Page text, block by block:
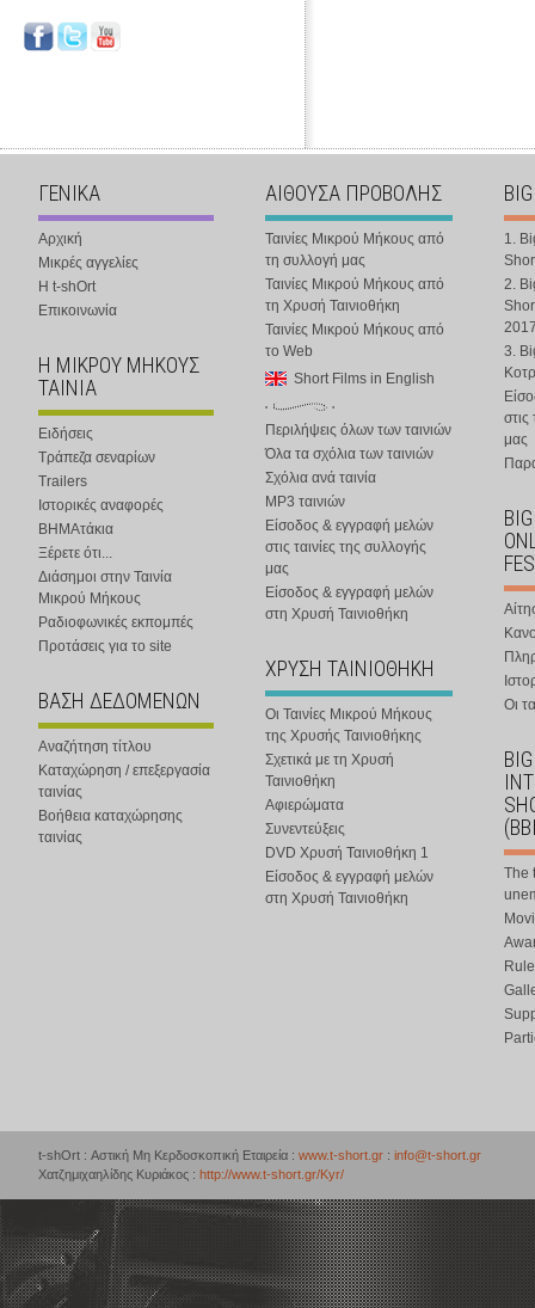
ΓΕΝΙΚΑ
Αρχική
Μικρές αγγελίες
Η t-shOrt
Επικοινωνία
Η ΜΙΚΡΟΥ ΜΗΚΟΥΣ
ΤΑΙΝΙΑ
Ειδήσεις
Τράπεζα σεναρίων
Trailers
Ιστορικές αναφορές
ΒΗΜΑτάκια
Ξέρετε ότι...
Διάσημοι στην Ταινία
Μικρού Μήκους
Ραδιοφωνικές εκπομπές
Προτάσεις για το site
ΒΑΣΗ ΔΕΔΟΜΕΝΩΝ
Αναζήτηση τίτλου
Καταχώρηση / επεξεργασία
ταινίας
Βοήθεια καταχώρησης
ταινίας
ΑΙΘΟΥΣΑ ΠΡΟΒΟΛΗΣ
Ταινίες Μικρού Μήκους από
τη συλλογή μας
Ταινίες Μικρού Μήκους από
τη Χρυσή Ταινιοθήκη
Ταινίες Μικρού Μήκους από
το Web
Short Films in English
Περιλήψεις όλων των ταινιών
Όλα τα σχόλια των ταινιών
Σχόλια ανά ταινία
MP3 ταινιών
Είσοδος & εγγραφή μελών
στις ταινίες της συλλογής
μας
Είσοδος & εγγραφή μελών
στη Χρυσή Ταινιοθήκη
ΧΡΥΣΗ ΤΑΙΝΙΟΘΗΚΗ
Οι Ταινίες Μικρού Μήκους
της Χρυσής Ταινιοθήκης
Σχετικά με τη Χρυσή
Ταινιοθήκη
Αφιερώματα
Συνεντεύξεις
DVD Χρυσή Ταινιοθήκη 1
Είσοδος & εγγραφή μελών
στη Χρυσή Ταινιοθήκη
1.
2.
3.
στις
μας
Οι
The
t-shOrt : Αστική Μη Κερδοσκοπική Εταιρεία : www.t-short.gr : info@t-short.gr
Χατζημιχαηλίδης Κυριάκος : http://www.t-short.gr/Kyr/